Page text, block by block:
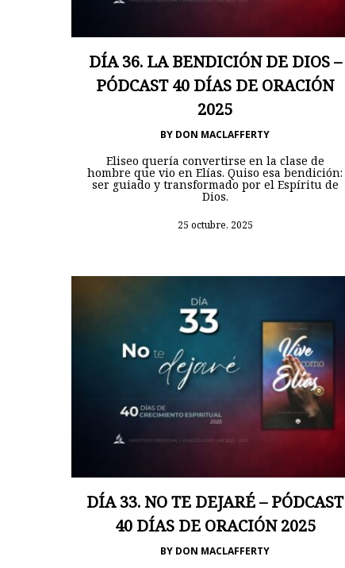
DÍA 36. LA BENDICIÓN DE DIOS –
PÓDCAST 40 DÍAS DE ORACIÓN
2025
BY DON MACLAFFERTY
Eliseo quería convertirse en la clase de
hombre que vio en Elías. Quiso esa bendición:
ser guiado y transformado por el Espíritu de
Dios.
25 octubre, 2025
DÍA 33. NO TE DEJARÉ – PÓDCAST
40 DÍAS DE ORACIÓN 2025
BY DON MACLAFFERTY